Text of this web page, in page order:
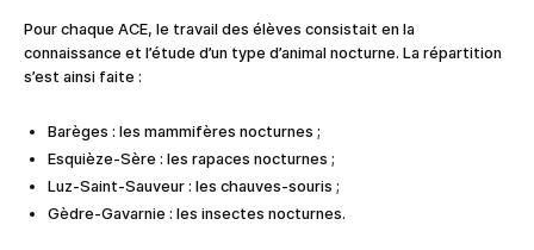
Pour chaque ACE, le travail des élèves consistait en la
connaissance et l’étude d’un type d’animal nocturne. La répartition
s’est ainsi faite :
Barèges : les mammifères nocturnes ;
Esquièze-Sère : les rapaces nocturnes ;
Luz-Saint-Sauveur : les chauves-souris ;
Gèdre-Gavarnie : les insectes nocturnes.